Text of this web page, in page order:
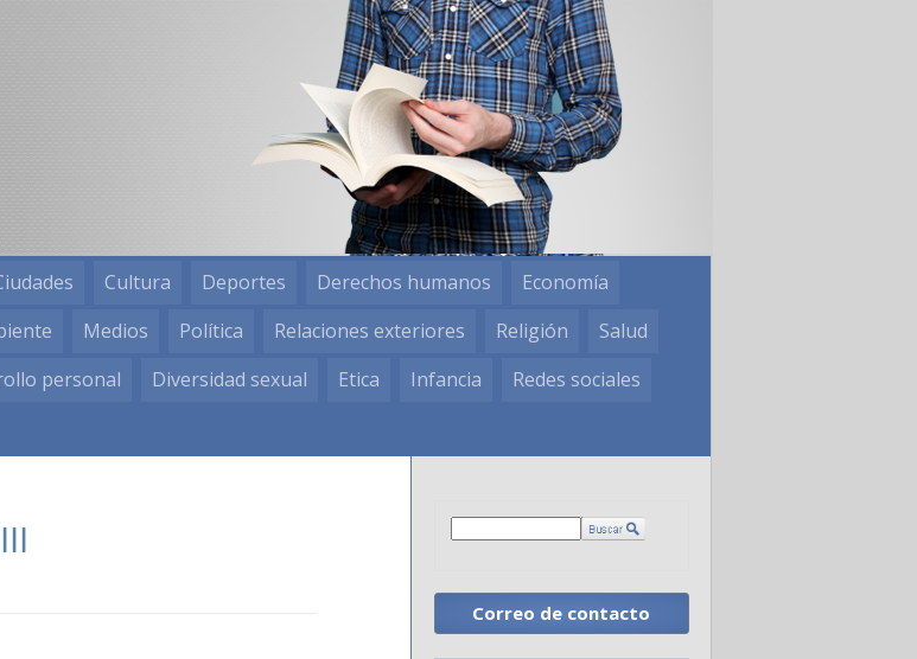
Cultura Deportes Derechos humanos
Economía
Medios Política Relaciones exteriores Religión
Salud
personal Diversidad sexual Etica Infancia
Redes sociales
Correo de contacto